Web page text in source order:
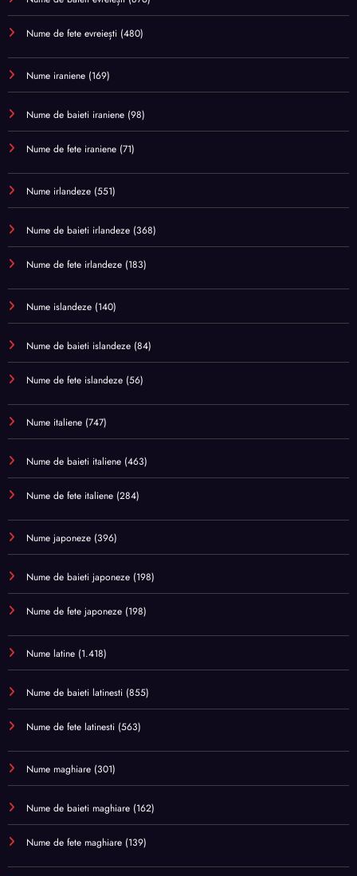
Nume de fete evreiești (480)
Nume iraniene (169)
Nume de baieti iraniene (98)
Nume de fete iraniene (71)
Nume irlandeze (551)
Nume de baieti irlandeze (368)
Nume de fete irlandeze (183)
Nume islandeze (140)
Nume de baieti islandeze (84)
Nume de fete islandeze (56)
Nume italiene (747)
Nume de baieti italiene (463)
Nume de fete italiene (284)
Nume japoneze (396)
Nume de baieti japoneze (198)
Nume de fete japoneze (198)
Nume latine (1.418)
Nume de baieti latinesti (855)
Nume de fete latinesti (563)
Nume maghiare (301)
Nume de baieti maghiare (162)
Nume de fete maghiare (139)